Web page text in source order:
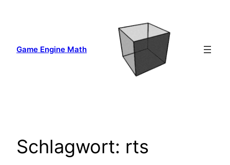
Game Engine Math
Schlagwort: rts